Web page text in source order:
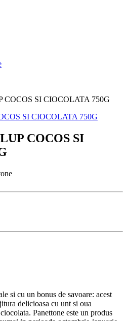
SI CIOCOLATA 750G
COCOS SI
si cu un bonus de savoare: acest
delicioasa cu unt si oua
Panettone este un produs